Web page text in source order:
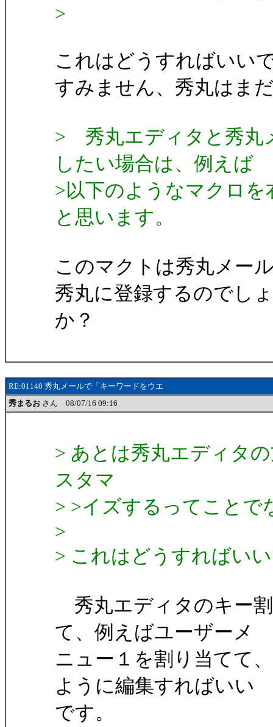
>
これはどうすればいい
すみません、秀丸はま
> 秀丸エディタと秀丸
したい場合は、例えば
>以下のようなマクロ
と思います。
このマクトは秀丸メー
秀丸に登録するのでし
か？
RE:01140 秀丸メールで「キーワードをウエ
秀まるお さん 08/07/16 09:16
> あとは秀丸エディタ
スタマ
> >イズするってことで
>
> これはどうすればい
秀丸エディタのキー
て、例えばユーザーメ
ニュー１を割り当てて
ように編集すればいい
です。